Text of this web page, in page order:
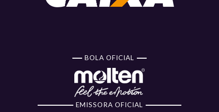
BOLA OFICIAL
EMISSORA OFICIAL